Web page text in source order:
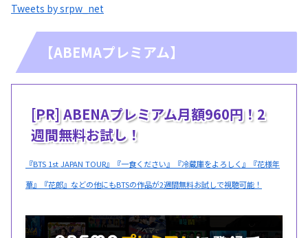
Tweets by srpw_net
【ABEMAプレミアム】
[PR] ABENAプレミアム月額960円！2
週間無料お試し！
『BTS 1st JAPAN TOUR』『一食ください』『冷蔵庫をよろしく』『花様年
華』『花郎』などの他にもBTSの作品が2週間無料お試しで視聴可能！